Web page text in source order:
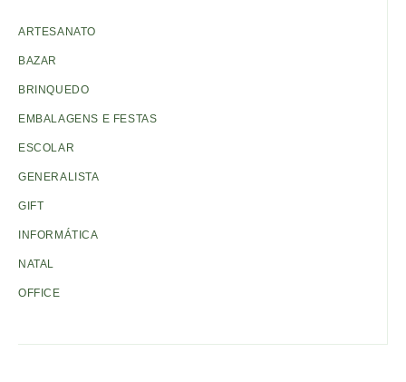
ARTESANATO
BAZAR
BRINQUEDO
EMBALAGENS E FESTAS
ESCOLAR
GENERALISTA
GIFT
INFORMÁTICA
NATAL
OFFICE